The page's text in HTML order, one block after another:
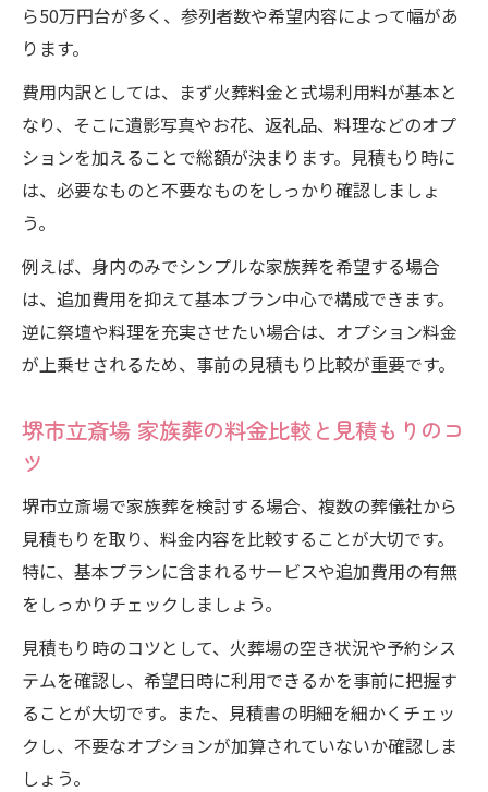
ら50万円台が多く、参列者数や希望内容によって幅があ
ります。
費用内訳としては、まず火葬料金と式場利用料が基本と
なり、そこに遺影写真やお花、返礼品、料理などのオプ
ションを加えることで総額が決まります。見積もり時に
は、必要なものと不要なものをしっかり確認しましょ
う。
例えば、身内のみでシンプルな家族葬を希望する場合
は、追加費用を抑えて基本プラン中心で構成できます。
逆に祭壇や料理を充実させたい場合は、オプション料金
が上乗せされるため、事前の見積もり比較が重要です。
堺市立斎場 家族葬の料金比較と見積もりのコ
ツ
堺市立斎場で家族葬を検討する場合、複数の葬儀社から
見積もりを取り、料金内容を比較することが大切です。
特に、基本プランに含まれるサービスや追加費用の有無
をしっかりチェックしましょう。
見積もり時のコツとして、火葬場の空き状況や予約シス
テムを確認し、希望日時に利用できるかを事前に把握す
ることが大切です。また、見積書の明細を細かくチェッ
クし、不要なオプションが加算されていないか確認しま
しょう。